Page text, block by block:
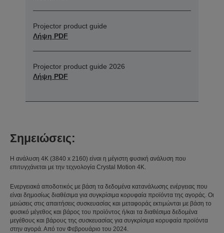
Projector product guide
Λήψη PDF
Projector product guide 2026
Λήψη PDF
Σημειώσεις:
Η ανάλυση 4K (3840 x 2160) είναι η μέγιστη φυσική ανάλυση που
επιτυγχάνεται με την τεχνολογία Crystal Motion 4K.
Ενεργειακά αποδοτικός με βάση τα δεδομένα κατανάλωσης ενέργειας που
είναι δημοσίως διαθέσιμα για συγκρίσιμα κορυφαία προϊόντα της αγοράς. Οι
μειώσεις στις απαιτήσεις συσκευασίας και μεταφοράς εκτιμώνται με βάση το
φυσικό μέγεθος και βάρος του προϊόντος ή/και τα διαθέσιμα δεδομένα
μεγέθους και βάρους της συσκευασίας για συγκρίσιμα κορυφαία προϊόντα
στην αγορά. Από τον Φεβρουάριο του 2024.